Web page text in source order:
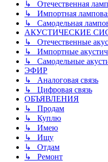
↳ Отечественная
↳ Импортная
↳ Самодельная
АКУСТИЧЕСКИЕ
↳ Отечественные
↳ Импортные
↳ Самодельные
ЭФИР
↳ Аналоговая связь
↳ Цифровая связь
ОБЪЯВЛЕНИЯ
↳ Продам
↳ Куплю
↳ Имею
↳ Ищу
↳ Отдам
↳ Ремонт